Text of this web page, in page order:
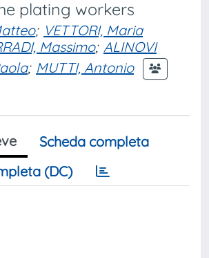
plating workers
; VETTORI, Maria
Massimo; ALINOVI
; MUTTI, Antonio
Scheda completa
(DC)